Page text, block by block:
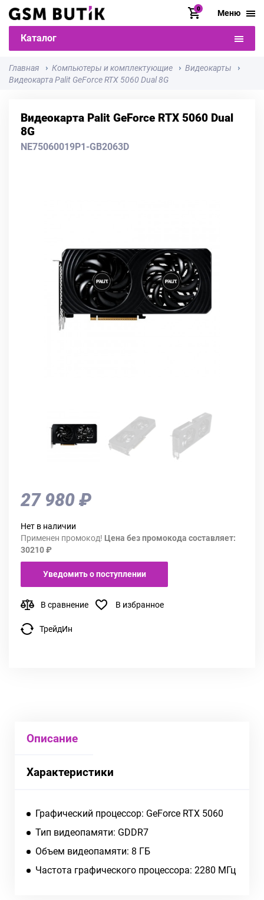
0 Меню
Каталог
Главная Компьютеры и комплектующие
Видеокарты
Видеокарта Palit GeForce RTX 5060 Dual 8G
Видеокарта Palit GeForce RTX 5060 Dual
8G
NE75060019P1-GB2063D
27 980 ₽
Нет в наличии
Применен промокод! Цена без промокода составляет:
30210 ₽
Уведомить о поступлении
В сравнение В избранное
ТрейдИн
Описание
Характеристики
Графический процессор: GeForce RTX 5060
Тип видеопамяти: GDDR7
Объем видеопамяти: 8 ГБ
Частота графического процессора: 2280 МГц